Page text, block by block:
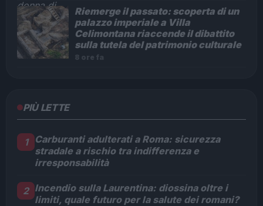
Riemerge il passato: scoperta di un
palazzo imperiale a Villa
Celimontana riaccende il dibattito
sulla tutela del patrimonio culturale
8 ore fa
PIÙ LETTE
1
Carburanti adulterati a Roma: sicurezza
stradale a rischio tra indifferenza e
irresponsabilità
2 Incendio sulla Laurentina: diossina oltre i
limiti, quale futuro per la salute dei romani?